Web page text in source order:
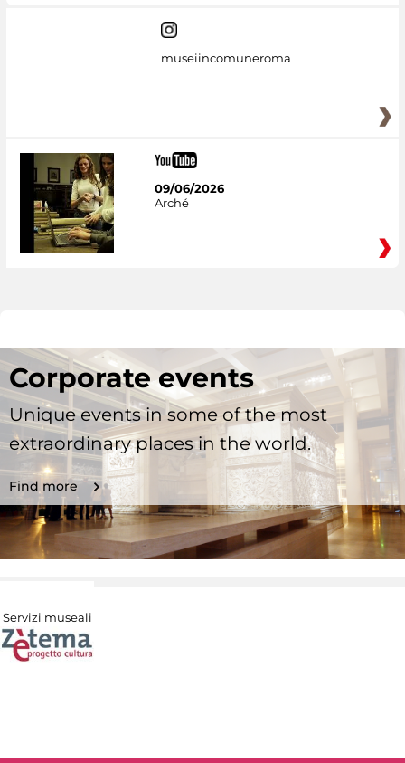
museiincomuneroma
09/06/2026
Arché
Corporate events
Unique events in some of the most
extraordinary places in the world.
Find more
Servizi museali